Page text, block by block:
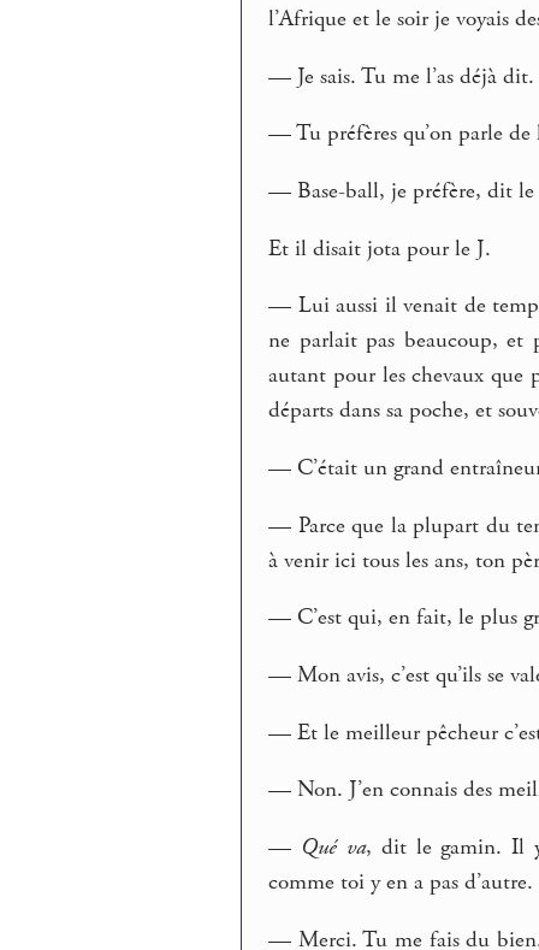
l’Afrique et le soir je voyais
— Je sais. Tu me l’as déjà dit.
— Tu préfères qu’on parle de
— Base-ball, je préfère, dit le
Et il disait jota pour le J.
— Lui aussi il venait de
ne parlait pas beaucoup,
autant pour les chevaux que
départs dans sa poche, et
— C’était un grand
— Parce que la plupart du
à venir ici tous les ans, ton
— C’est qui, en fait, le plus
— Mon avis, c’est qu’ils se
— Et le meilleur pêcheur
— Non. J’en connais des
— Qué va, dit le gamin. Il y
comme toi y en a pas d’autre.
— Merci. Tu me fais du bien.